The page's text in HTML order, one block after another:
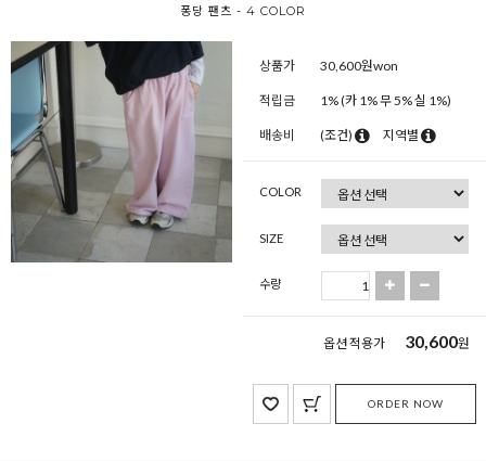
퐁당 팬츠 - 4 COLOR
상품가 30,600원won
적립금 1% (카 1% 무 5% 실 1%)
배송비 (조건) 지역별
COLOR
SIZE
수량
옵션 적용가 30,600원
ORDER NOW